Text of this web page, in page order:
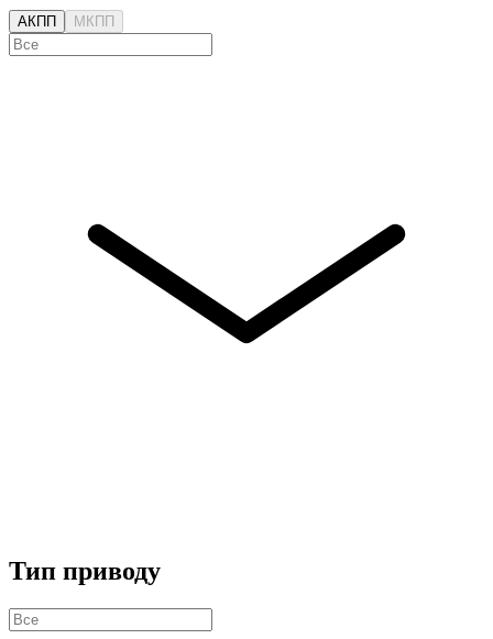
АКПП МКПП
Тип приводу